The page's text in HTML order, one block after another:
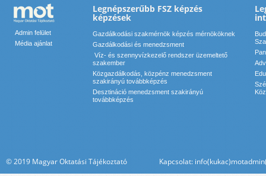
Admin felület
Média ajánlat
Legnépszerűbb FSZ képzés
képzések
Gazdálkodási szakmérnök képzés mérnököknek
Gazdálkodási és menedzsment
Víz- és szennyvízkezelő rendszer üzemeltető
szakember
Közgazdálkodás, közpénz menedzsment
szakirányú továbbképzés
Desztináció menedzsment szakirányú
továbbképzés
© 2019 Magyar Oktatási Tájékoztató Kapcsolat: